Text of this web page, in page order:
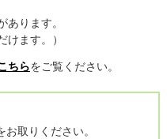
ります。
けます。）
ちらをご覧ください。
取りください。